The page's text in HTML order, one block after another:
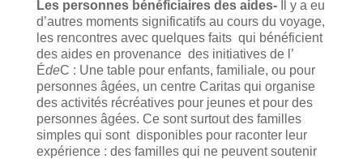
Les personnes bénéficiaires des aides-Il y a eu
d’autres moments significatifs au cours du voyage,
les rencontres avec quelques faits qui bénéficient
des aides en provenance des initiatives de l’
ÉdeC : Une table pour enfants, familiale, ou pour
personnes âgées, un centre Caritas qui organise
des activités récréatives pour jeunes et pour des
personnes âgées. Ce sont surtout des familles
simples qui sont disponibles pour raconter leur
expérience : des familles qui ne peuvent soutenir